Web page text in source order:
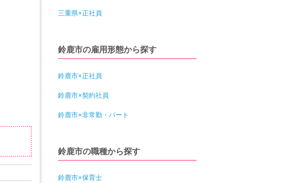
三重県×正社員
鈴鹿市の雇用形態から探す
鈴鹿市×正社員
鈴鹿市×契約社員
鈴鹿市×非常勤・パート
鈴鹿市の職種から探す
鈴鹿市×保育士